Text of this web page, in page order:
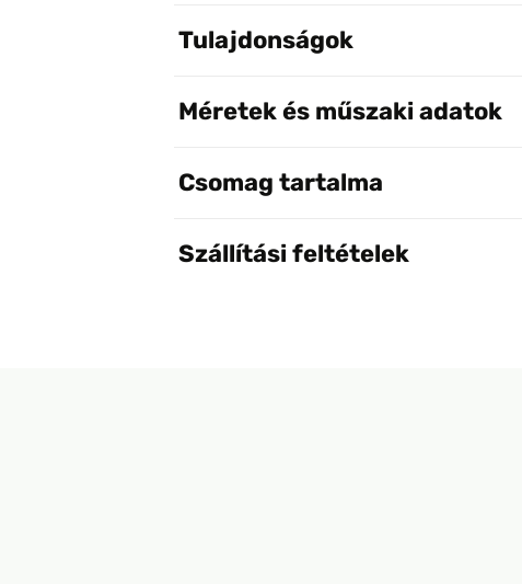
Tulajdonságok
Méretek és műszaki adatok
Csomag tartalma
Szállítási feltételek